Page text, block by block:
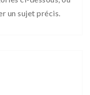
un sujet précis.